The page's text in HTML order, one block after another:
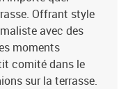
x 11 cm (LxWxH)EAN:
vidaXL
Offrant style
avec des
moments
comité dans le
sur la terrasse.